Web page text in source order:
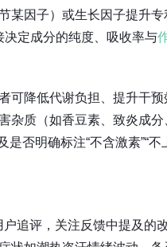
某因子）或生长因子提升
定成分的纯度、吸收率与
可降低代谢负担、提升干
杂质（如香豆素、致炎成
否明确标注“不含激素”“
追评，关注反馈中提及的